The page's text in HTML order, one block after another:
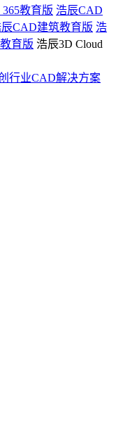
教育版 浩辰CAD
辰CAD建筑教育版 浩
育版 浩辰3D Cloud